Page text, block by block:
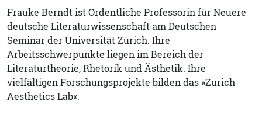
Frauke Berndt ist Ordentliche Professorin für Neuere
deutsche Literaturwissenschaft am Deutschen
Seminar der Universität Zürich. Ihre
Arbeitsschwerpunkte liegen im Bereich der
Literaturtheorie, Rhetorik und Ästhetik. Ihre
vielfältigen Forschungsprojekte bilden das »Zurich
Aesthetics Lab«.